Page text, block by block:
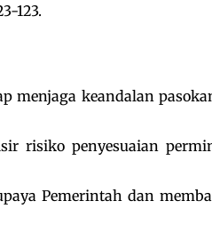
123.
menjaga keandalan
risiko penyesuaian
Pemerintah dan